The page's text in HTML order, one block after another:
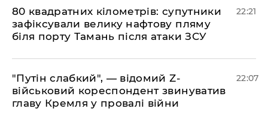
​80 квадратних кілометрів: супутники
зафіксували велику нафтову пляму
біля порту Тамань після атаки ЗСУ
22:21
"Путін слабкий", — відомий Z-
військовий кореспондент звинуватив
главу Кремля у провалі війни
22:07